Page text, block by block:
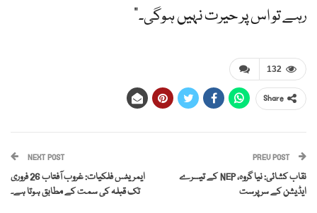
رہے تو اس پر حیرت نہیں ہوگی۔”
132
Share
PREV POST
نقاب کشائی: نیا گروہ، NEP کے تیسرے
ایڈیشن کے سرپرست
NEXT POST
ایمریٹس فلکیات: غروب آفتاب 26 فروری
تک قبلہ کی سمت کے مطابق ہوتا ہے۔